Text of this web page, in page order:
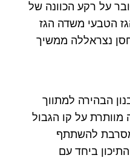
על רקע הכוונה של
הטבעי משדה הגז
נצראללה ממשיך
הבהירה למתווך
מוותרת על קו הגבול
ומסרבת להשתתף
ביחד עם